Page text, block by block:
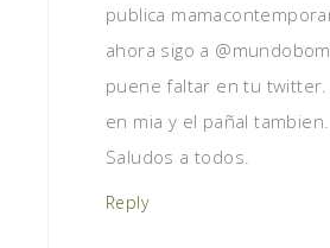
publica
ahora sigo a
puene faltar en tu twitter.
en mia y el pañal tambien.
Saludos a todos.
Reply